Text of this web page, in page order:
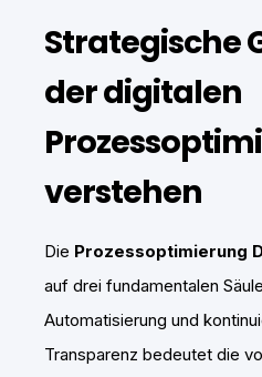
Strategische
der digitalen
verstehen
Die Prozessoptimierung
auf drei fundamentalen
Automatisierung und
Transparenz bedeutet die